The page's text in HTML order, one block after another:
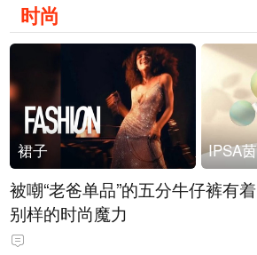
时尚
裙子
被嘲“老爸单品”的五分牛仔裤有着
别样的时尚魔力